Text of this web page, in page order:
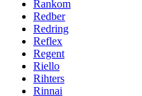
Rankom
Redber
Redring
Reflex
Regent
Riello
Rihters
Rinnai